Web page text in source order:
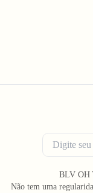
BLV OH
Não tem uma